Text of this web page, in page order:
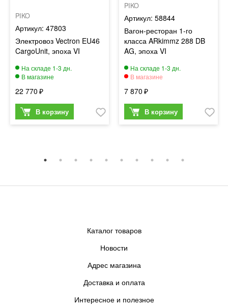
PIKO
47803
Электровоз Vectron EU46
CargoUnit, эпоха VI
22 770
PIKO
58844
Вагон-ресторан 1-го
класса ARkimmz 288 DB
AG, эпоха VI
7 870
Каталог товаров
Новости
Адрес магазина
Доставка и оплата
Интересное и полезное